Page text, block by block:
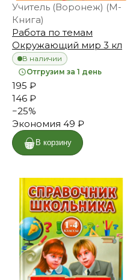
Учитель (Воронеж) (М-
Книга)
Работа по темам
Окружающий мир 3 кл
В наличии
Отгрузим за 1 день
195 ₽
146 ₽
−25%
Экономия 49 ₽
В корзину